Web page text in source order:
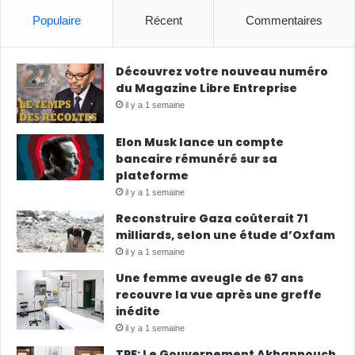
Populaire Récent Commentaires
Découvrez votre nouveau numéro
du Magazine Libre Entreprise
il y a 1 semaine
Elon Musk lance un compte
bancaire rémunéré sur sa
plateforme
il y a 1 semaine
Reconstruire Gaza coûterait 71
milliards, selon une étude d’Oxfam
il y a 1 semaine
Une femme aveugle de 67 ans
recouvre la vue après une greffe
inédite
il y a 1 semaine